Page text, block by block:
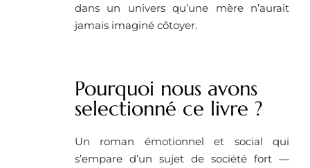
dans un univers qu’une mère n’aurait
jamais imaginé côtoyer.
Pourquoi nous avons
selectionné ce livre ?
Un roman émotionnel et social qui
s’empare d’un sujet de société fort —